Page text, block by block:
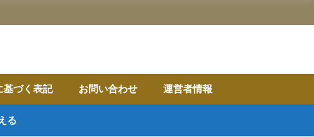
基づく表記 お問い合わせ 運営者情報
る